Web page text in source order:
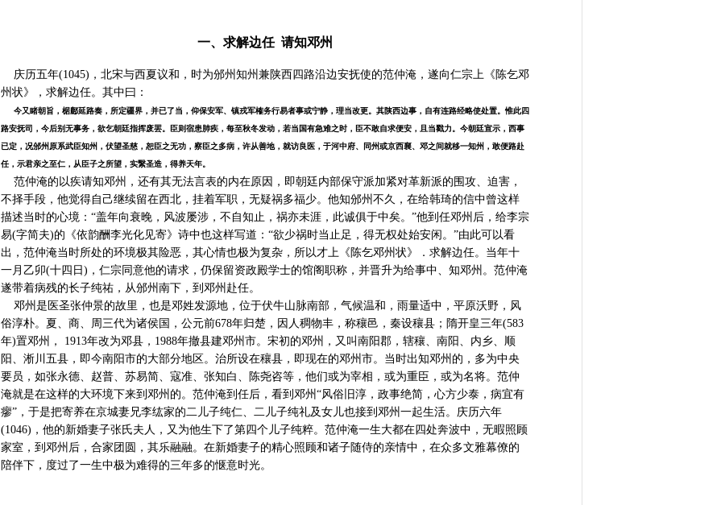
一、求解边任 请知邓州
庆历五年(1045)，北宋与西夏议和，时为邠州知州兼陕西四路沿边安抚使的范仲淹，遂向仁宗上《陈乞邓
州状》，求解边任。其中曰：
今又睹朝旨，椐鄜延路奏，所定疆界，并已了当，仰保安军、镇戎军榷务行易者事或宁静，理当改更。其陕西边事，自有连路经略使处置。惟此四
路安抚司，今后别无事务，欲乞朝廷指挥废罢。臣则宿患肺疾，每至秋冬发动，若当国有急难之时，臣不敢自求便安，且当戳力。今朝廷宣示，西事
已定，况邠州原系武臣知州，伏望圣慈，恕臣之无功，察臣之多病，许从善地，就访良医，于河中府、同州或京西襄、邓之间就移一知州，敢便路赴
任，示君亲之至仁，从臣子之所望，实繄圣造，得养天年。
范仲淹的以疾请知邓州，还有其无法言表的内在原因，即朝廷内部保守派加紧对革新派的围攻、迫害，
不择手段，他觉得自己继续留在西北，挂着军职，无疑祸多福少。他知邠州不久，在给韩琦的信中曾这样
描述当时的心境：“盖年向衰晚，风波屡涉，不自知止，祸亦未涯，此诚俱于中矣。”他到任邓州后，给李宗
易(字简夫)的《依韵酬李光化见寄》诗中也这样写道：“欲少祸时当止足，得无权处始安闲。”由此可以看
出，范仲淹当时所处的环境极其险恶，其心情也极为复杂，所以才上《陈乞邓州状》．求解边任。当年十
一月乙卯(十四日)，仁宗同意他的请求，仍保留资政殿学士的馆阁职称，并晋升为给事中、知邓州。范仲淹
遂带着病残的长子纯祐，从邠州南下，到邓州赴任。
邓州是医圣张仲景的故里，也是邓姓发源地，位于伏牛山脉南部，气候温和，雨量适中，平原沃野，风
俗淳朴。夏、商、周三代为诸侯国，公元前678年归楚，因人稠物丰，称穰邑，秦设穰县；隋开皇三年(583
年)置邓州， 1913年改为邓县，1988年撤县建邓州市。宋初的邓州，又叫南阳郡，辖穰、南阳、内乡、顺
阳、淅川五县，即今南阳市的大部分地区。治所设在穰县，即现在的邓州市。当时出知邓州的，多为中央
要员，如张永德、赵普、苏易简、寇准、张知白、陈尧咨等，他们或为宰相，或为重臣，或为名将。范仲
淹就是在这样的大环境下来到邓州的。范仲淹到任后，看到邓州“风俗旧淳，政事绝简，心方少泰，病宜有
瘳”，于是把寄养在京城妻兄李纮家的二儿子纯仁、二儿子纯礼及女儿也接到邓州一起生活。庆历六年
(1046)，他的新婚妻子张氏夫人，又为他生下了第四个儿子纯粹。范仲淹一生大都在四处奔波中，无暇照顾
家室，到邓州后，合家团圆，其乐融融。在新婚妻子的精心照顾和诸子随侍的亲情中，在众多文雅幕僚的
陪伴下，度过了一生中极为难得的三年多的惬意时光。